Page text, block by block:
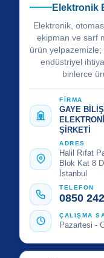
Elektronik
Elektronik,
ekipman ve sarf
ürün
endüstriyel
binlerce
FİRMA
GAYE
ŞİRKETİ
ADRES
Halil Rıfat
Blok Kat 8
İstanbul
TELEFON
0850
ÇALIŞMA
Pazartesi -